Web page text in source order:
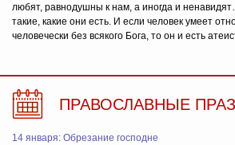
любят, равнодушны к нам, а иногда и
такие, какие они есть. И если человек умеет
человечески без всякого Бога, то он и есть
ПРАВОСЛАВНЫЕ
14 января: Обрезание господне